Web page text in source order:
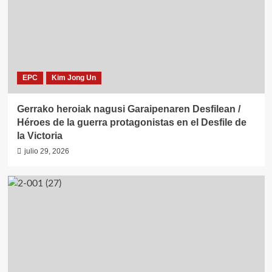
EPC Kim Jong Un
Gerrako heroiak nagusi Garaipenaren Desfilean /
Héroes de la guerra protagonistas en el Desfile de
la Victoria
julio 29, 2026